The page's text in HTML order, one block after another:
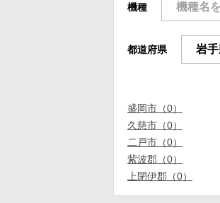
機種
都道府県
盛岡市（0）
久慈市（0）
二戸市（0）
紫波郡（0）
上閉伊郡（0）